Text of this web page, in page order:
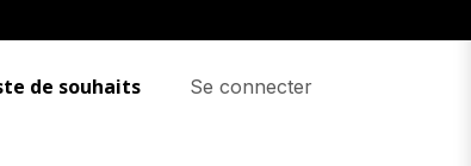
de souhaits Se connecter